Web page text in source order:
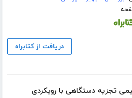
دریافت از کتابراه
تجزیه دستگاهی با رویکردی